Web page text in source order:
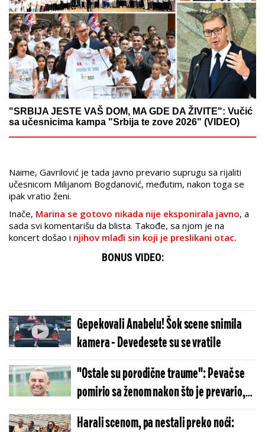
"SRBIJA JESTE VAŠ DOM, MA GDE DA ŽIVITE": Vučić
sa učesnicima kampa "Srbija te zove 2026" (VIDEO)
Naime, Gavrilović je tada javno prevario suprugu sa rijaliti
učesnicom Milijanom Bogdanović, međutim, nakon toga se
ipak vratio ženi.
Inače, Marina se gotovo nikada nije eksponirala javno, a
sada svi komentarišu da blista. Takođe, sa njom je na
koncert došao i njihov mlađi sin koji je preslikani otac.
BONUS VIDEO:
Gepekovali Anabelu! Šok scene snimila
kamera - Devedesete su se vratile
"Ostale su porodične traume": Pevač se
pomirio sa ženom nakon što je prevario,
sad otkrio detalje
Harali scenom, pa nestali preko noći: